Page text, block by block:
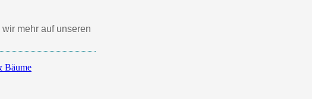
mehr auf unseren
Bäume